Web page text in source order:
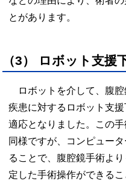
とがあります。
（3） ロボット支援
ロボットを介して、腹腔
疾患に対するロボット支
適応となりました。この
同様ですが、コンピュー
ることで、腹腔鏡手術よ
定した手術操作ができるこ